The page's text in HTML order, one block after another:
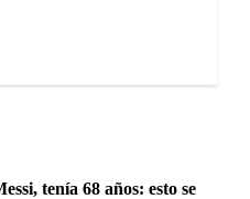
tenía 68 años: esto se